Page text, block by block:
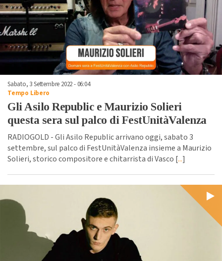
Sabato, 3 Settembre 2022 - 06:04
Tempo Libero
Gli Asilo Republic e Maurizio Solieri
questa sera sul palco di FestUnitàValenza
RADIOGOLD - Gli Asilo Republic arrivano oggi, sabato 3
settembre, sul palco di FestUnitàValenza insieme a Maurizio
Solieri, storico compositore e chitarrista di Vasco [...]